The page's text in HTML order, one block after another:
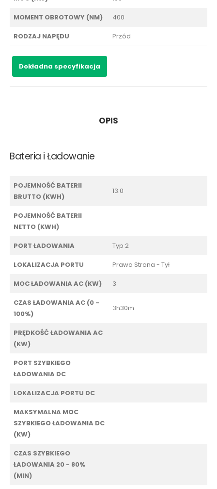
MOMENT OBROTOWY (NM) 400
RODZAJ NAPĘDU Przód
Dokładna specyfikacja
OPIS
Bateria i Ładowanie
POJEMNOŚĆ BATERII
BRUTTO (KWH)
13.0
POJEMNOŚĆ BATERII
NETTO (KWH)
PORT ŁADOWANIA Typ 2
LOKALIZACJA PORTU Prawa Strona - Tył
MOC ŁADOWANIA AC (KW) 3
CZAS ŁADOWANIA AC (0 -
100%)
3h30m
PRĘDKOŚĆ ŁADOWANIA AC
(KW)
PORT SZYBKIEGO
ŁADOWANIA DC
LOKALIZACJA PORTU DC
MAKSYMALNA MOC
SZYBKIEGO ŁADOWANIA DC
(KW)
CZAS SZYBKIEGO
ŁADOWANIA 20 - 80%
(MIN)